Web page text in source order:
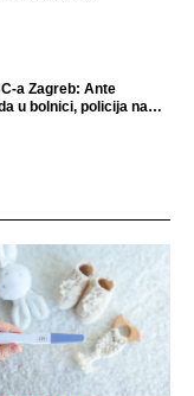
a Zagreb: Ante
u bolnici, policija na